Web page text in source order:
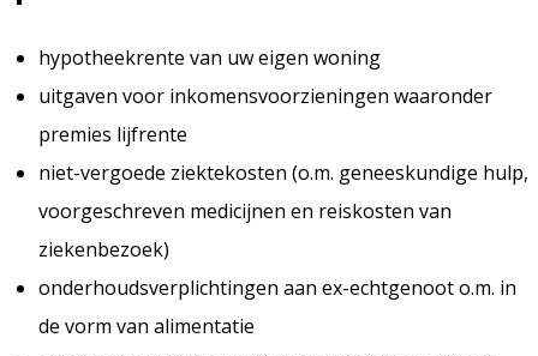
hypotheekrente van uw eigen woning
uitgaven voor inkomensvoorzieningen waaronder
premies lijfrente
niet-vergoede ziektekosten (o.m. geneeskundige hulp,
voorgeschreven medicijnen en reiskosten van
ziekenbezoek)
onderhoudsverplichtingen aan ex-echtgenoot o.m. in
de vorm van alimentatie